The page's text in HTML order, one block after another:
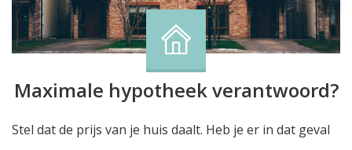
Maximale hypotheek verantwoord?
Stel dat de prijs van je huis daalt. Heb je er in dat geval